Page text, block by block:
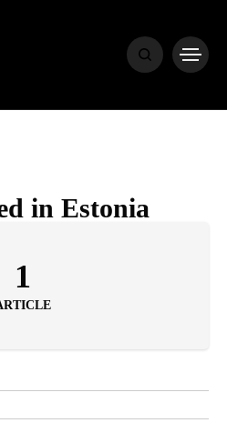
in Estonia
1
HOME